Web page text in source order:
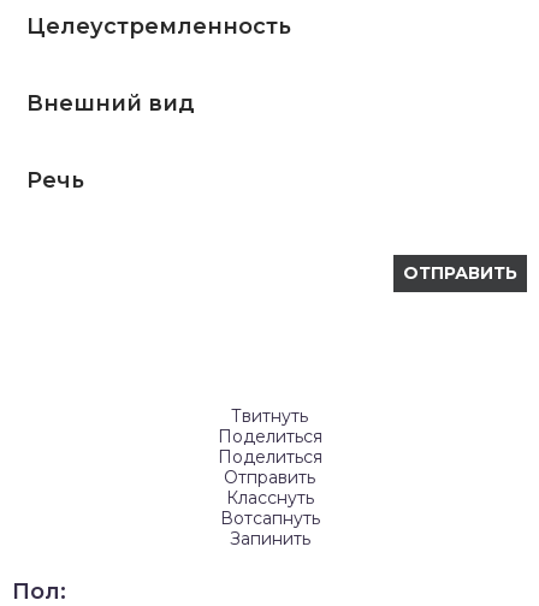
Целеустремленность
Внешний вид
Речь
Твитнуть
Поделиться
Поделиться
Отправить
Класснуть
Вотсапнуть
Запинить
Пол: